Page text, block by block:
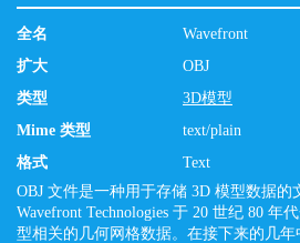
全名
Wavefront
扩大
OBJ
类型
3D模型
Mime 类型
text/plain
格式
Text
OBJ 文件是一种用于存储 3D 模型数据的
Wavefront Technologies 于 20 世纪 80 年
型相关的几何网格数据。在接下来的几